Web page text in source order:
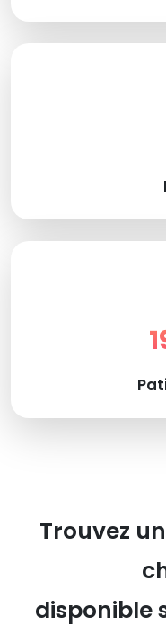
Trouvez
disponible